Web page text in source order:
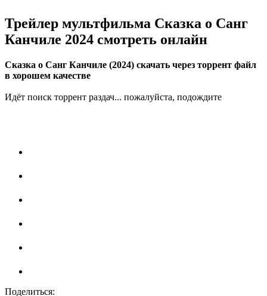
Трейлер мультфильма Сказка о Санг
Канчиле 2024 смотреть онлайн
Сказка о Санг Канчиле (2024) скачать через торрент файл
в хорошем качестве
Идёт поиск торрент раздач... пожалуйста, подождите
Поделиться: